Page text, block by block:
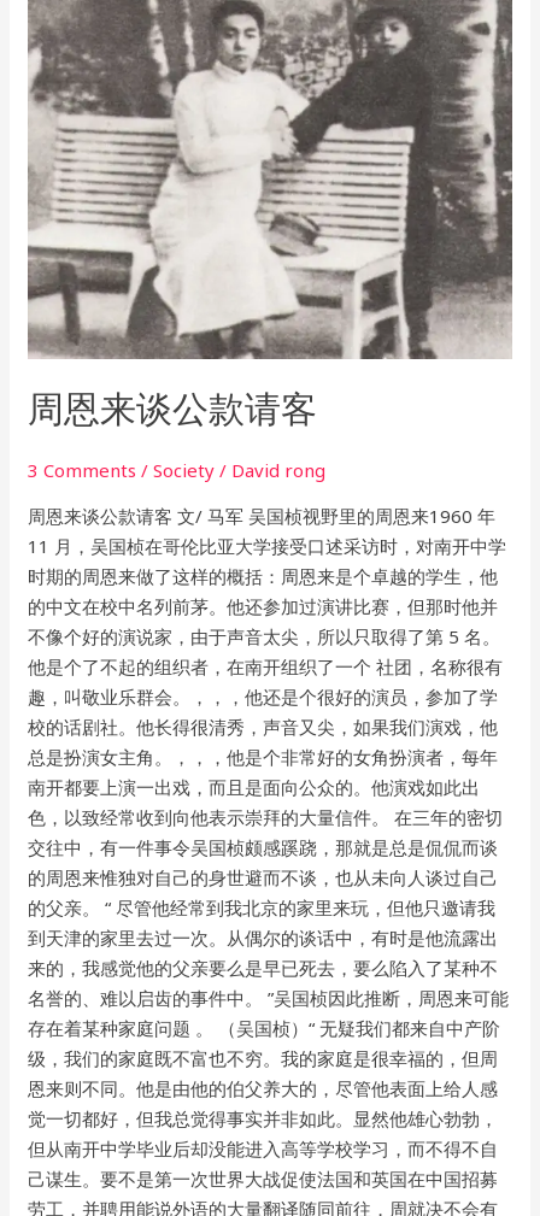
周恩来谈公款请客
3 Comments /Society / David rong
周恩来谈公款请客 文/ 马军 吴国桢视野里的周恩来1960 年
11 月，吴国桢在哥伦比亚大学接受口述采访时，对南开中学
时期的周恩来做了这样的概括：周恩来是个卓越的学生，他
的中文在校中名列前茅。他还参加过演讲比赛，但那时他并
不像个好的演说家，由于声音太尖，所以只取得了第 5 名。
他是个了不起的组织者，在南开组织了一个 社团，名称很有
趣，叫敬业乐群会。，，，他还是个很好的演员，参加了学
校的话剧社。他长得很清秀，声音又尖，如果我们演戏，他
总是扮演女主角。，，，他是个非常好的女角扮演者，每年
南开都要上演一出戏，而且是面向公众的。他演戏如此出
色，以致经常收到向他表示崇拜的大量信件。 在三年的密切
交往中，有一件事令吴国桢颇感蹊跷，那就是总是侃侃而谈
的周恩来惟独对自己的身世避而不谈，也从未向人谈过自己
的父亲。 “ 尽管他经常到我北京的家里来玩，但他只邀请我
到天津的家里去过一次。从偶尔的谈话中，有时是他流露出
来的，我感觉他的父亲要么是早已死去，要么陷入了某种不
名誉的、难以启齿的事件中。 ”吴国桢因此推断，周恩来可能
存在着某种家庭问题 。 （吴国桢）“ 无疑我们都来自中产阶
级，我们的家庭既不富也不穷。我的家庭是很幸福的，但周
恩来则不同。他是由他的伯父养大的，尽管他表面上给人感
觉一切都好，但我总觉得事实并非如此。显然他雄心勃勃，
但从南开中学毕业后却没能进入高等学校学习，而不得不自
己谋生。要不是第一次世界大战促使法国和英国在中国招募
劳工，并聘用能说外语的大量翻译随同前往，周就决不会有
来
谈
公
款
客